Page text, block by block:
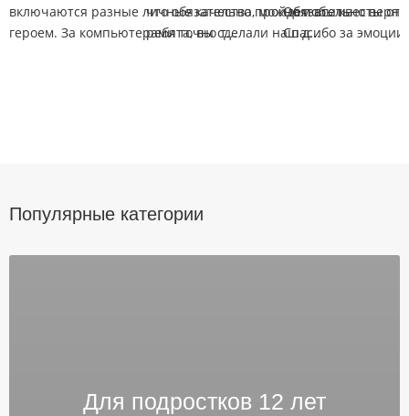
включаются разные личные качества, можно побыть
героем. За компьютерами точно т...
что обязательно пройдем все квесты от
ребята, вы сделали наш д...
Обязательно
Спасибо за эмоции!
Популярные категории
Для подростков 12 лет